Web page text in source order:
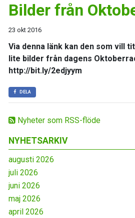
Nyheter som RSS-flöde
NYHETSARKIV
augusti 2026
juli 2026
juni 2026
maj 2026
april 2026
Bilder från
23 okt 2016
Via denna länk kan den som vill
lite bilder från dagens
http://bit.ly/2edjyym
DELA